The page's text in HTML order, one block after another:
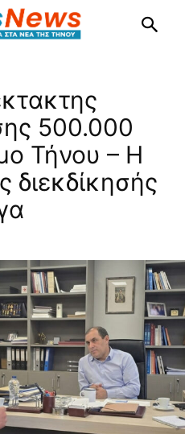
500.000
Τήνου – Η
διεκδίκησής